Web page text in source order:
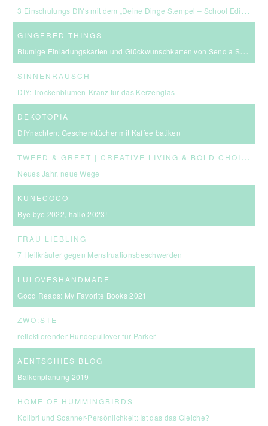
3 Einschulungs DIYs mit dem „Deine Dinge Stempel – School Edition“ #BackToSchool + Gewinnspiel
GINGERED THINGS
Blumige Einladungskarten und Glückwunschkarten von Send a Smile
SINNENRAUSCH
DIY: Trockenblumen-Kranz für das Kerzenglas
DEKOTOPIA
DIYnachten: Geschenktücher mit Kaffee batiken
T
WEED & GREET | CREATIVE LIVING & BOLD CHOICES
Neues Jahr, neue Wege
KUNECOCO
Bye bye 2022, hallo 2023!
FRAU LIEBLING
7 Heilkräuter gegen Menstruationsbeschwerden
LULOVESHANDMADE
Good Reads: My Favorite Books 2021
ZWO:STE
reflektierender Hundepullover für Parker
AENTSCHIES BLOG
Balkonplanung 2019
HOME OF HUMMINGBIRDS
Kolibri und Scanner-Persönlichkeit: Ist das das Gleiche?